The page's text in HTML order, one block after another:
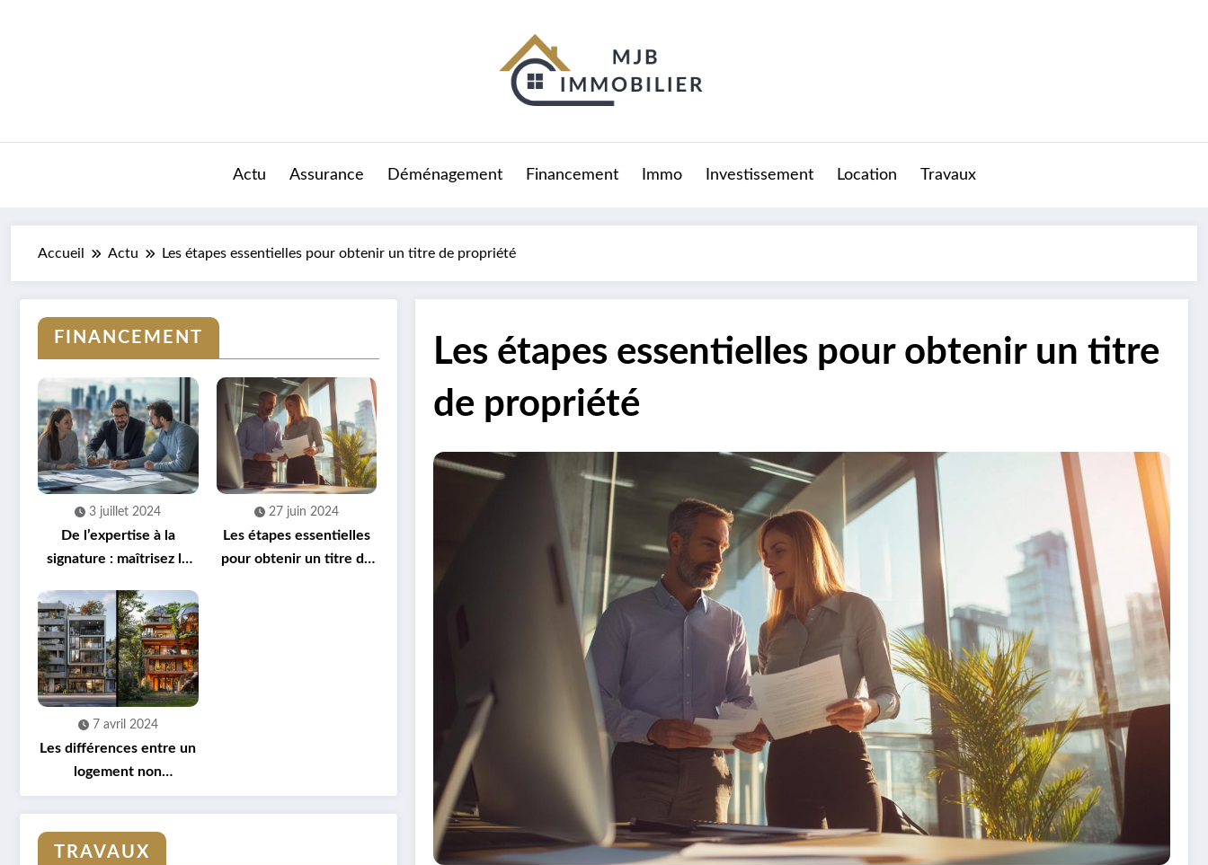
Actu Assurance Déménagement Financement Immo Investissement Location Travaux
Accueil Actu Les étapes essentielles pour obtenir un titre de propriété
FINANCEMENT
3 juillet 2024
De l’expertise à la
signature : maîtrisez le
d’un terrain
27 juin 2024
Les étapes essentielles
pour obtenir un titre de
7 avril 2024
Les différences entre un
logement non
conventionné et
conventionné : Quel
rôle pour les bailleurs
TRAVAUX
Les étapes essentielles pour obtenir un titre
de propriété